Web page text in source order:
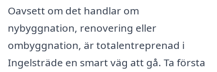
Oavsett om det handlar om
nybyggnation, renovering eller
ombyggnation, är totalentreprenad i
Ingelsträde en smart väg att gå. Ta första